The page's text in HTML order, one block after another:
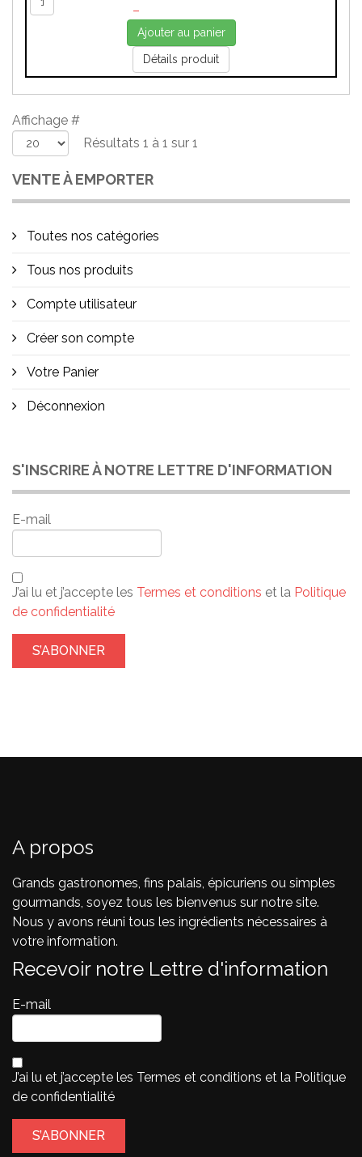
–
Ajouter au panier
Détails produit
Affichage #
Résultats 1 à 1 sur 1
VENTE À EMPORTER
Toutes nos catégories
Tous nos produits
Compte utilisateur
Créer son compte
Votre Panier
Déconnexion
S'INSCRIRE À NOTRE LETTRE D'INFORMATION
E-mail
J’ai lu et j’accepte les Termes et conditions et la Politique
de confidentialité
A propos
Grands gastronomes, fins palais, épicuriens ou simples
gourmands, soyez tous les bienvenus sur notre site.
Nous y avons réuni tous les ingrédients nécessaires à
votre information.
Recevoir notre Lettre d'information
E-mail
J’ai lu et j’accepte les Termes et conditions et la Politique
de confidentialité